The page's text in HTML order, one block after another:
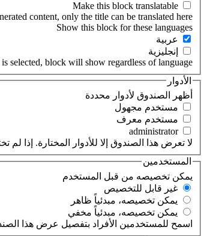
content, only the title can be translated here.
‏عربية ‏
‏إنجليزية ‏
selected, block will show regardless of language.
الأدوار
‏أظهر الصندوق لأدوار محددة ‏
‏مستخدم مجهول ‏
‏مستخدم معرف ‏
لا تعرض هذا الصندوق إلا للأدوار المختارة. إذا
المستخدمين
‏يمكن تخصيصه من قبل المستخدم ‏
‏غير قابل للتخصيص ‏
‏يمكن تخصيصه، مبدئياً ظاهر ‏
‏يمكن تخصيصه، مبدئياً مخفي ‏
اسمح للمستخدمين الأفراد بتفصيل عرض هذا